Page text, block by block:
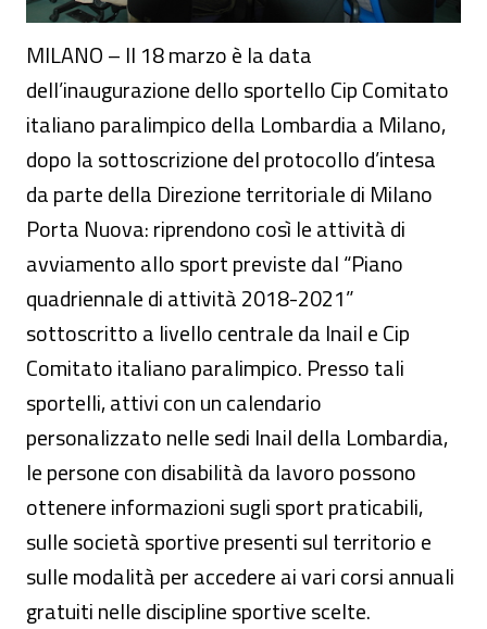
MILANO – Il 18 marzo è la data
dell’inaugurazione dello sportello Cip Comitato
italiano paralimpico della Lombardia a Milano,
dopo la sottoscrizione del protocollo d’intesa
da parte della Direzione territoriale di Milano
Porta Nuova: riprendono così le attività di
avviamento allo sport previste dal “Piano
quadriennale di attività 2018-2021”
sottoscritto a livello centrale da Inail e Cip
Comitato italiano paralimpico. Presso tali
sportelli, attivi con un calendario
personalizzato nelle sedi Inail della Lombardia,
le persone con disabilità da lavoro possono
ottenere informazioni sugli sport praticabili,
sulle società sportive presenti sul territorio e
sulle modalità per accedere ai vari corsi annuali
gratuiti nelle discipline sportive scelte.